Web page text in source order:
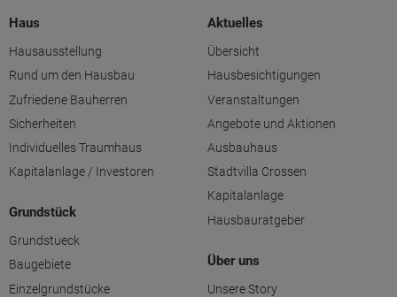
Haus
Hausausstellung
Rund um den Hausbau
Zufriedene Bauherren
Sicherheiten
Individuelles Traumhaus
Kapitalanlage / Investoren
Grundstück
Grundstueck
Baugebiete
Einzelgrundstücke
Aktuelles
Übersicht
Hausbesichtigungen
Veranstaltungen
Angebote und Aktionen
Ausbauhaus
Stadtvilla Crossen
Kapitalanlage
Hausbauratgeber
Über uns
Unsere Story